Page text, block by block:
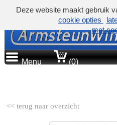
Menu (0)
<< terug naar overzicht
Deze website maakt gebruik
cookie opties
met